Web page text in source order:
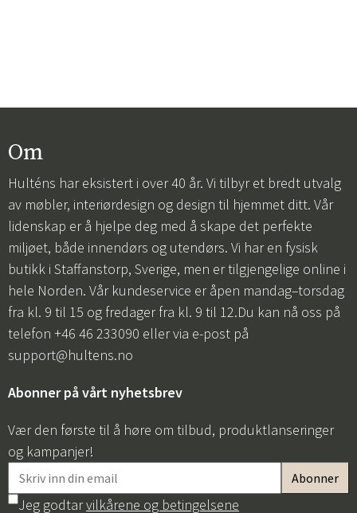
Om
Hulténs har eksistert i over 40 år. Vi tilbyr et bredt utvalg
av møbler, interiørdesign og design til hjemmet ditt. Vår
lidenskap er å hjelpe deg med å skape det perfekte
miljøet, både innendørs og utendørs. Vi har en fysisk
butikk i Staffanstorp, Sverige, men er tilgjengelige online i
hele Norden. Vår kundeservice er åpen mandag–torsdag
fra kl. 9 til 15 og fredager fra kl. 9 til 12.Du kan nå oss på
telefon +46 46 233090 eller via e-post på
support@hultens.no
Abonner på vårt nyhetsbrev
Vær den første til å høre om tilbud, produktlanseringer
og kampanjer!
Jeg godtarvilkårene og betingelsene